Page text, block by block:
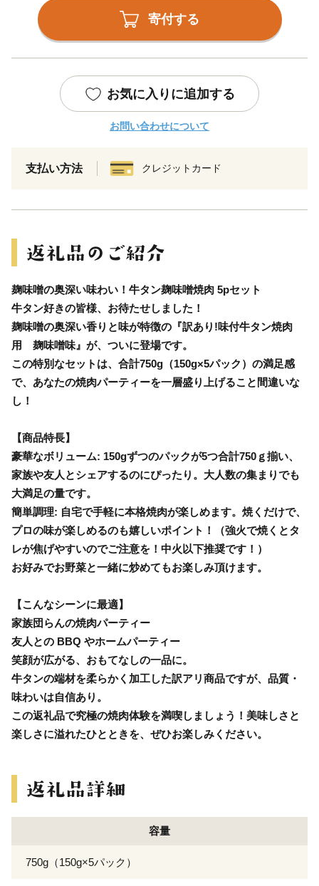
寄付する
お気に入りに追加する
お問い合わせについて
支払い方法 クレジットカード
麹味噌の奥深い味わい！牛タン麹味噌焼肉 5pセット
牛タン好きの皆様、お待たせしました！
麹味噌の奥深い香りと味が特徴の『訳あり!味付牛タン焼肉
用 麹味噌味』が、ついに登場です。
この特別なセットは、合計750g（150g×5パック）の満足感
で、あなたの焼肉パーティーを一層盛り上げること間違いな
し！
【商品特長】
豪華なボリューム: 150gずつのパックが5つ合計750ｇ揃い、
家族や友人とシェアするのにぴったり。大人数の集まりでも
大満足の量です。
簡単調理: 自宅で手軽に本格焼肉が楽しめます。焼くだけで、
プロの味が楽しめるのも嬉しいポイント！（強火で焼くとタ
レが焦げやすいのでご注意を！中火以下推奨です！）
お好みでお野菜と一緒に炒めてもお楽しみ頂けます。
【こんなシーンに最適】
家族団らんの焼肉パーティー
友人との BBQ やホームパーティー
笑顔が広がる、おもてなしの一品に。
牛タンの端材を柔らかく加工した訳アリ商品ですが、品質・
味わいは自信あり。
この返礼品で究極の焼肉体験を満喫しましょう！美味しさと
楽しさに溢れたひとときを、ぜひお楽しみください。
容量
750g（150g×5パック）